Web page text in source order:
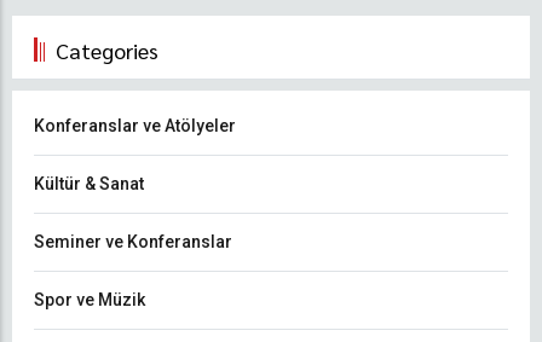
Categories
Konferanslar ve Atölyeler
Kültür & Sanat
Seminer ve Konferanslar
Spor ve Müzik